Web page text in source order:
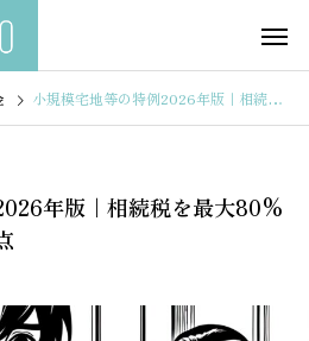
小規模宅地等の特例2026年版｜相続税を最大80%減額する方法と注意点
年版｜相続税を最大80%